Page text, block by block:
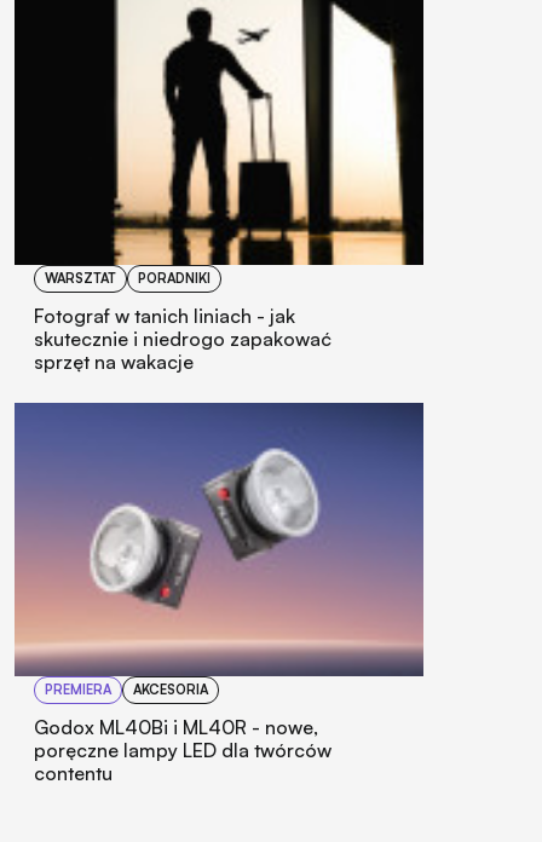
WARSZTAT PORADNIKI
Fotograf w tanich liniach - jak
skutecznie i niedrogo zapakować
sprzęt na wakacje
PREMIERA AKCESORIA
Godox ML40Bi i ML40R - nowe,
poręczne lampy LED dla twórców
contentu